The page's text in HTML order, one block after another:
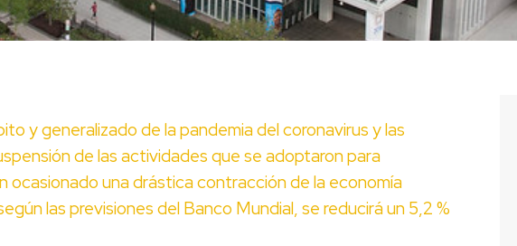
y generalizado de la pandemia del coronavirus y las
de las actividades que se adoptaron para
ocasionado una drástica contracción de la economía
las previsiones del Banco Mundial, se reducirá un 5,2 %